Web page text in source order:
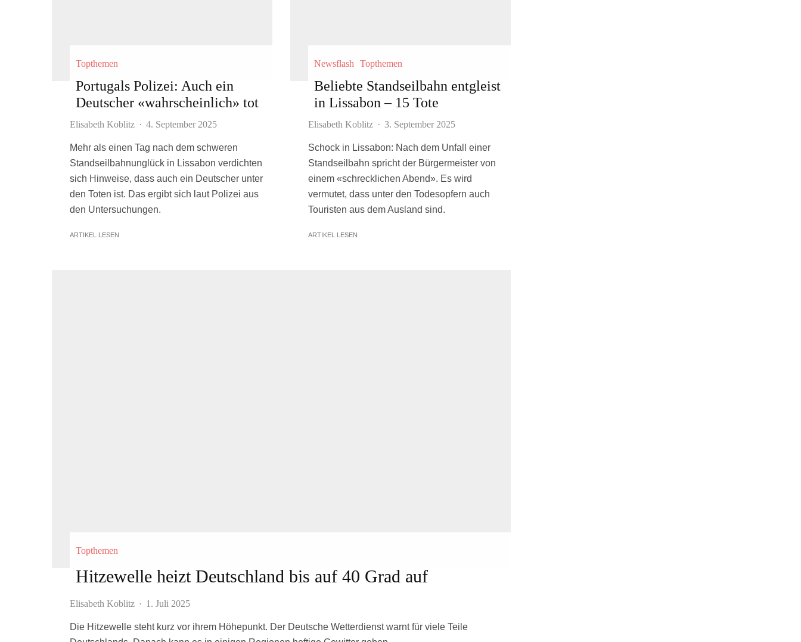
Topthemen
Portugals Polizei: Auch ein
Deutscher «wahrscheinlich» tot
Elisabeth Koblitz · 4. September 2025
Mehr als einen Tag nach dem schweren
Standseilbahnunglück in Lissabon verdichten
sich Hinweise, dass auch ein Deutscher unter
den Toten ist. Das ergibt sich laut Polizei aus
den Untersuchungen.
ARTIKEL LESEN
Newsflash Topthemen
Beliebte Standseilbahn entgleist
in Lissabon – 15 Tote
Elisabeth Koblitz · 3. September 2025
Schock in Lissabon: Nach dem Unfall einer
Standseilbahn spricht der Bürgermeister von
einem «schrecklichen Abend». Es wird
vermutet, dass unter den Todesopfern auch
Touristen aus dem Ausland sind.
ARTIKEL LESEN
Topthemen
Hitzewelle heizt Deutschland bis auf 40 Grad auf
Elisabeth Koblitz · 1. Juli 2025
Die Hitzewelle steht kurz vor ihrem Höhepunkt. Der Deutsche Wetterdienst warnt für viele Teile